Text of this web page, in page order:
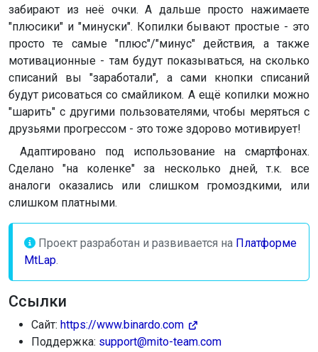
забирают из неё очки. А дальше просто нажимаете
"плюсики" и "минуски". Копилки бывают простые - это
просто те самые "плюс"/"минус" действия, а также
мотивационные - там будут показываться, на сколько
списаний вы "заработали", а сами кнопки списаний
будут рисоваться со смайликом. А ещё копилки можно
"шарить" с другими пользователями, чтобы меряться с
друзьями прогрессом - это тоже здорово мотивирует!
Адаптировано под использование на смартфонах.
Сделано "на коленке" за несколько дней, т.к. все
аналоги оказались или слишком громоздкими, или
слишком платными.
Проект разработан и развивается на Платформе
MtLap.
Ссылки
Сайт: https://www.binardo.com
Поддержка: support@mito-team.com